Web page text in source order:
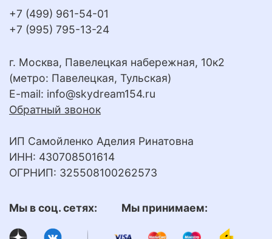
+7 (499) 961-54-01
+7 (995) 795-13-24
г. Москва, Павелецкая набережная, 10к2
(метро: Павелецкая, Тульская)
E-mail: info@skydream154.ru
Обратный звонок
ИП Самойленко Аделия Ринатовна
ИНН: 430708501614
ОГРНИП: 325508100262573
Мы в соц. сетях: Мы принимаем: